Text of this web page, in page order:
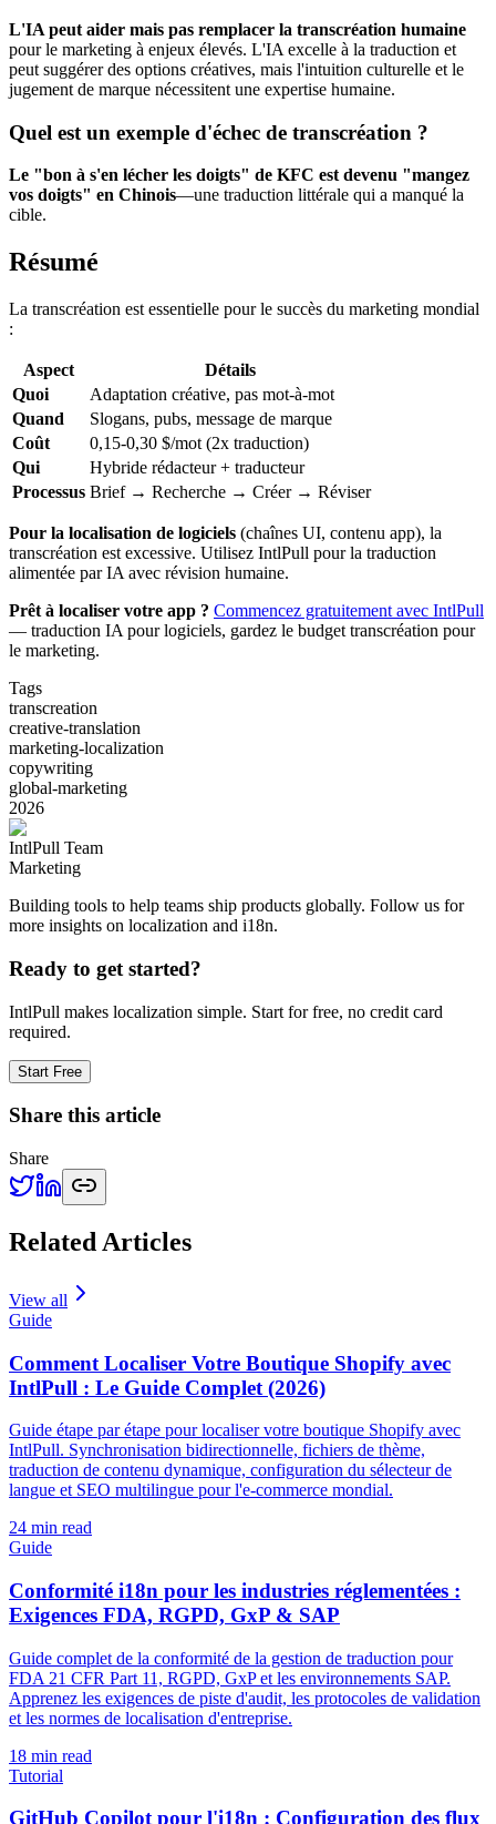
L'IA peut aider mais pas remplacer la transcréation humaine
pour le marketing à enjeux élevés. L'IA excelle à la traduction et
peut suggérer des options créatives, mais l'intuition culturelle et le
jugement de marque nécessitent une expertise humaine.
Quel est un exemple d'échec de transcréation ?
Le "bon à s'en lécher les doigts" de KFC est devenu "mangez
vos doigts" en Chinois—une traduction littérale qui a manqué la
cible.
Résumé
La transcréation est essentielle pour le succès du marketing mondial
:
Aspect
Détails
Quoi
Adaptation créative, pas mot-à-mot
Quand
Slogans, pubs, message de marque
Coût
0,15-0,30 $/mot (2x traduction)
Qui
Hybride rédacteur + traducteur
Processus Brief → Recherche → Créer → Réviser
Pour la localisation de logiciels (chaînes UI, contenu app), la
transcréation est excessive. Utilisez IntlPull pour la traduction
alimentée par IA avec révision humaine.
Prêt à localiser votre app ? Commencez gratuitement avec IntlPull
— traduction IA pour logiciels, gardez le budget transcréation pour
le marketing.
Tags
transcreation
creative-translation
marketing-localization
copywriting
global-marketing
2026
IntlPull Team
Marketing
Building tools to help teams ship products globally. Follow us for
more insights on localization and i18n.
Ready to get started?
IntlPull makes localization simple. Start for free, no credit card
required.
Start Free
Share this article
Share
Related Articles
View all
Guide
Comment Localiser Votre Boutique Shopify avec
IntlPull : Le Guide Complet (2026)
Guide étape par étape pour localiser votre boutique Shopify avec
IntlPull. Synchronisation bidirectionnelle, fichiers de thème,
traduction de contenu dynamique, configuration du sélecteur de
langue et SEO multilingue pour l'e-commerce mondial.
24 min read
Guide
Conformité i18n pour les industries réglementées :
Exigences FDA, RGPD, GxP & SAP
Guide complet de la conformité de la gestion de traduction pour
FDA 21 CFR Part 11, RGPD, GxP et les environnements SAP.
Apprenez les exigences de piste d'audit, les protocoles de validation
et les normes de localisation d'entreprise.
18 min read
Tutorial
GitHub Copilot pour l'i18n : Configuration des flux